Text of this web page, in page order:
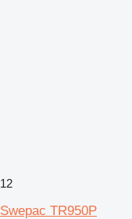
12
Swepac TR950P